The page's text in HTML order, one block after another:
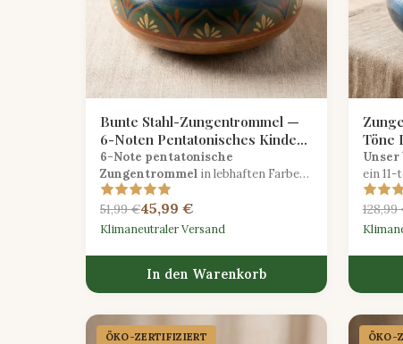
Bunte Stahl-Zungentrommel —
6-Noten Pentatonisches Kinder-
Set
6-Note pentatonische
Zungentrommel in lebhaften Farben
mit kindersicheren Mallets, perfekt
für intuitives Musizieren und
Klangerforschung.
51,99 €45,99 €
Klimaneutraler Versand
In den Warenkorb
Töne
Unser
ein
mit
128,99
ÖKO-ZERTIFIZIERT ÖKO-